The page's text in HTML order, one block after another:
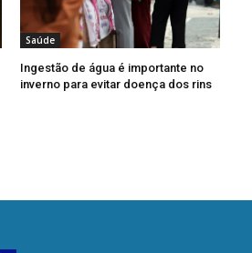
Saúde
Ingestão de água é importante no
inverno para evitar doença dos rins